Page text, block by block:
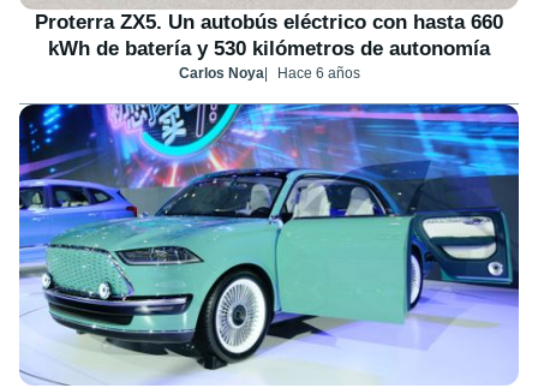
Proterra ZX5. Un autobús eléctrico con hasta 660
kWh de batería y 530 kilómetros de autonomía
Carlos Noya Hace 6 años